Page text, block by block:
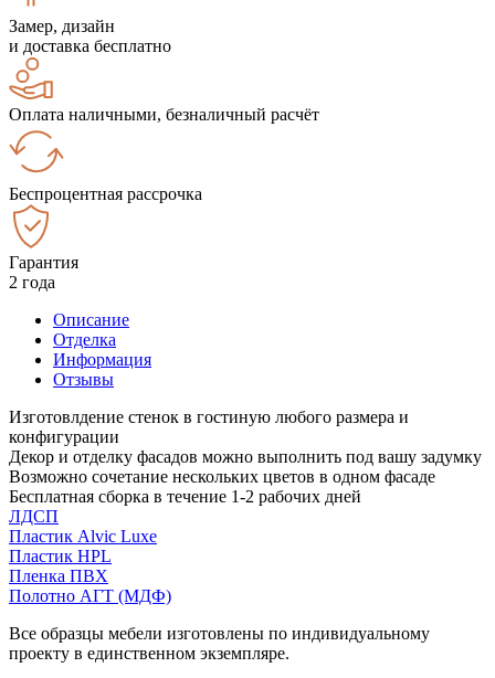
Замер, дизайн
и доставка бесплатно
Оплата наличными, безналичный расчёт
Беспроцентная рассрочка
Гарантия
2 года
Описание
Отделка
Информация
Отзывы
Изготовлдение стенок в гостиную любого размера и
конфигурации
Декор и отделку фасадов можно выполнить под вашу задумку
Возможно сочетание нескольких цветов в одном фасаде
Бесплатная сборка в течение 1-2 рабочих дней
ЛДСП
Пластик Alvic Luxe
Пластик HPL
Пленка ПВХ
Полотно АГТ (МДФ)
Все образцы мебели изготовлены по индивидуальному
проекту в единственном экземпляре.